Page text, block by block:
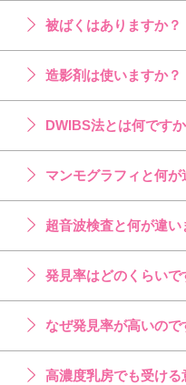
被ばくはありますか？
造影剤は使いますか？
DWIBS法とは何です
マンモグラフィと何が
超音波検査と何が違い
発見率はどのくらいで
なぜ発見率が高いので
高濃度乳房でも受ける